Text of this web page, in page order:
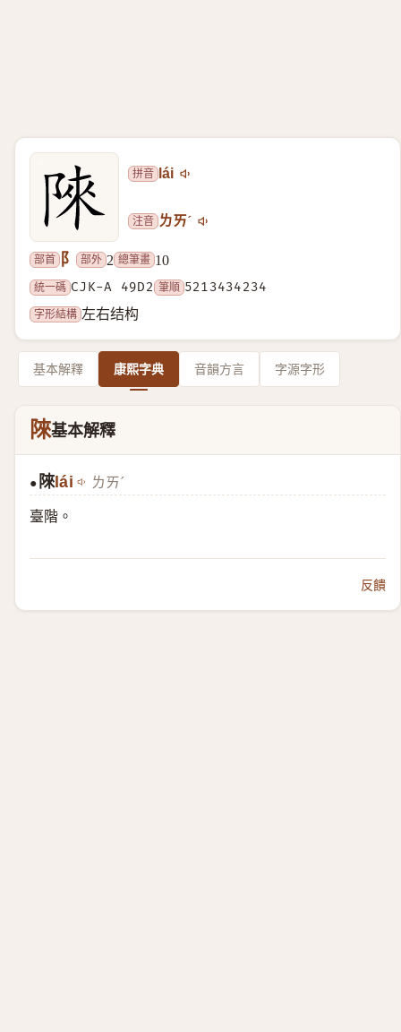
拼音 lái
注音 ㄌㄞˊ
部首 阝 部外 2 總筆畫 10
統一碼 CJK-A 49D2 筆順 5213434234
字形結構 左右结构
基本解釋 康熙字典 音韻方言 字源字形
䧒基本解釋
● 䧒lái ㄌㄞˊ
臺階。
反饋